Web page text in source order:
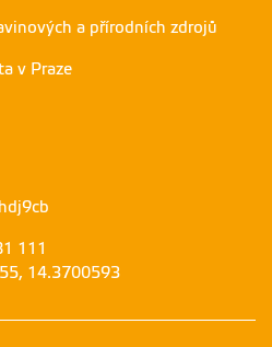
a přírodních zdrojů
v Praze
111
14.3700593